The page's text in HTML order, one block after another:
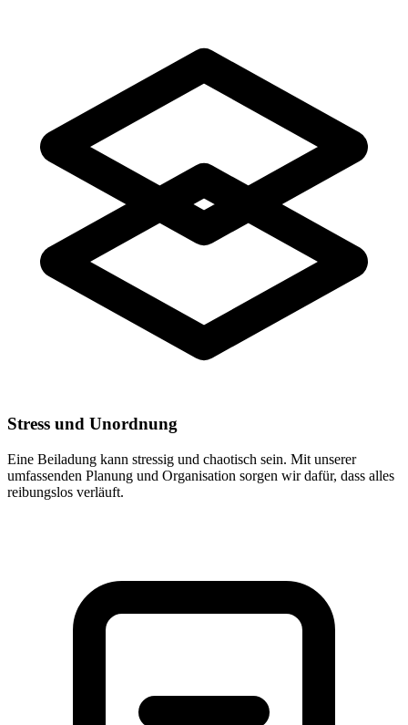
Stress und Unordnung
Eine Beiladung kann stressig und chaotisch sein. Mit unserer
umfassenden Planung und Organisation sorgen wir dafür, dass alles
reibungslos verläuft.